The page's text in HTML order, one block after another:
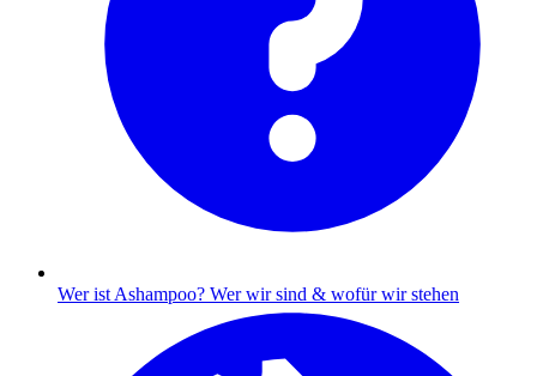
Wer ist Ashampoo? Wer wir sind & wofür wir stehen